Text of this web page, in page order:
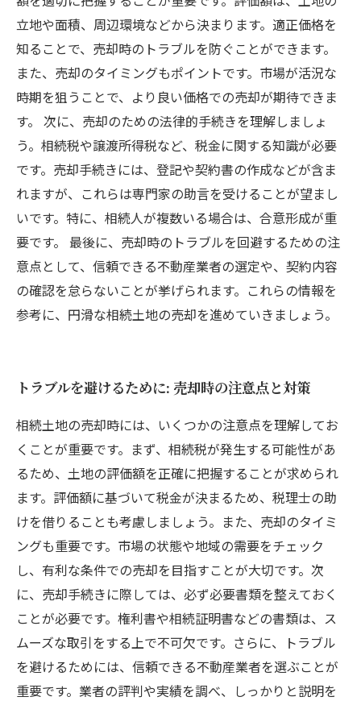
立地や面積、周辺環境などから決まります。適正価格を
知ることで、売却時のトラブルを防ぐことができます。
また、売却のタイミングもポイントです。市場が活況な
時期を狙うことで、より良い価格での売却が期待できま
す。 次に、売却のための法律的手続きを理解しましょ
う。相続税や譲渡所得税など、税金に関する知識が必要
です。売却手続きには、登記や契約書の作成などが含ま
れますが、これらは専門家の助言を受けることが望まし
いです。特に、相続人が複数いる場合は、合意形成が重
要です。 最後に、売却時のトラブルを回避するための注
意点として、信頼できる不動産業者の選定や、契約内容
の確認を怠らないことが挙げられます。これらの情報を
参考に、円滑な相続土地の売却を進めていきましょう。
トラブルを避けるために: 売却時の注意点と対策
相続土地の売却時には、いくつかの注意点を理解してお
くことが重要です。まず、相続税が発生する可能性があ
るため、土地の評価額を正確に把握することが求められ
ます。評価額に基づいて税金が決まるため、税理士の助
けを借りることも考慮しましょう。また、売却のタイミ
ングも重要です。市場の状態や地域の需要をチェック
し、有利な条件での売却を目指すことが大切です。次
に、売却手続きに際しては、必ず必要書類を整えておく
ことが必要です。権利書や相続証明書などの書類は、ス
ムーズな取引をする上で不可欠です。さらに、トラブル
を避けるためには、信頼できる不動産業者を選ぶことが
重要です。業者の評判や実績を調べ、しっかりと説明を